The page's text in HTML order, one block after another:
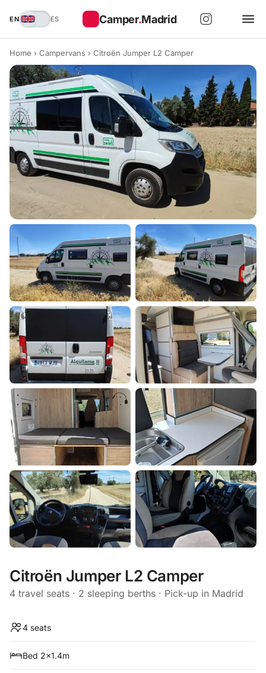
Camper.Madrid
EN ES
Home › Campervans › Citroën Jumper L2 Camper
Citroën Jumper L2 Camper
4 travel seats · 2 sleeping berths · Pick-up in Madrid
4 seats
Bed 2x1.4m